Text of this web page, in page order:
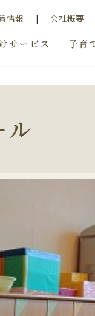
情報 会社概要
サービス 子育
ル